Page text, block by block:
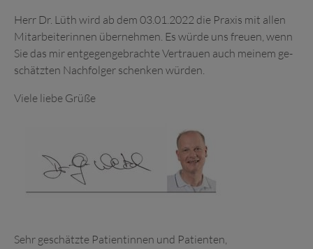
Herr Dr. Lüth wird ab dem 03.01.2022 die Praxis mit allen
Mit­arbeiter­innen über­nehmen. Es würde uns freuen, wenn
Sie das mir ent­gegen­ge­brachte Ver­trauen auch meinem ge­
schätzten Nach­folger schenken würden.
Viele liebe Grüße
Sehr geschätzte Patientinnen und Patienten,